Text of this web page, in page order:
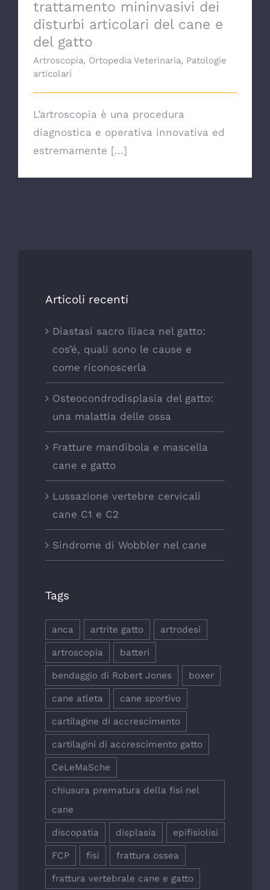
trattamento mininvasivi dei
disturbi articolari del cane e
del gatto
Artroscopia, Ortopedia Veterinaria, Patologie
articolari
L’artroscopia è una procedura
diagnostica e operativa innovativa ed
estremamente [...]
Articoli recenti
Diastasi sacro iliaca nel gatto:
cos’é, quali sono le cause e
come riconoscerla
Osteocondrodisplasia del gatto:
una malattia delle ossa
Fratture mandibola e mascella
cane e gatto
Lussazione vertebre cervicali
cane C1 e C2
Sindrome di Wobbler nel cane
Tags
anca artrite gatto artrodesi
artroscopia batteri
bendaggio di Robert Jones boxer
cane atleta cane sportivo
cartilagine di accrescimento
cartilagini di accrescimento gatto
CeLeMaSche
chiusura prematura della fisi nel
cane
discopatia displasia epifisiolisi
FCP fisi frattura ossea
frattura vertebrale cane e gatto